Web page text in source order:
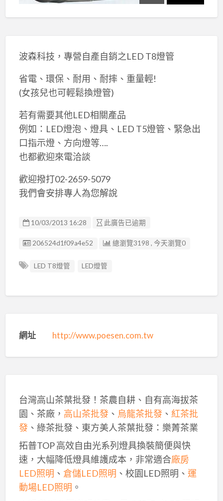
波森科技，專營自產自銷之LED T8燈管
省電、環保、耐用、耐摔、重量輕!
(女孩兒也可輕鬆換燈管)
若有需要其他LED相關產品
例如：LED燈泡、燈具、LED T5燈管、緊急出
口指示燈、方向燈等….
也都歡迎來電洽談
歡迎撥打02-2659-5079
我們會安排專人為您解說
10/03/2013 16:28 此廣告已逾期
廣告编號
206524d1f09a4e52 總瀏覽3198 , 今天瀏覽0
LED T8燈管 LED燈管
網址 http://www.poesen.com.tw
台灣高山茶葉批發！茶農自耕、自有高海拔茶
園、茶廠， 高山茶批發、 烏龍茶批發、 紅茶批
發、綠茶批發、東方美人茶葉批發：樂菁茶業
拓普TOP 高效自由光系列燈具換裝簡便與快
速，大幅降低燈具維護成本，非常適合廠房
LED照明 、 倉儲LED照明 、校園LED照明、 運
動場LED照明 。